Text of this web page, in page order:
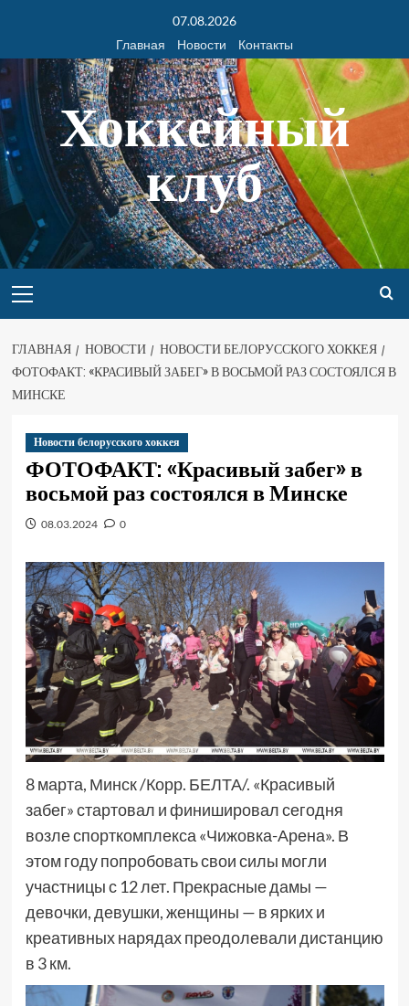
07.08.2026
Главная
Новости Контакты
Хоккейный
клуб
ГЛАВНАЯ НОВОСТИ
НОВОСТИ БЕЛОРУССКОГО ХОККЕЯ
ФОТОФАКТ: «КРАСИВЫЙ ЗАБЕГ» В ВОСЬМОЙ РАЗ СОСТОЯЛСЯ В
МИНСКЕ
Новости белорусского хоккея
ФОТОФАКТ: «Красивый забег» в
восьмой раз состоялся в Минске
08.03.2024 0
8 марта, Минск /Корр. БЕЛТА/. «Красивый
забег» стартовал и финишировал сегодня
возле спорткомплекса «Чижовка-Арена». В
этом году попробовать свои силы могли
участницы с 12 лет. Прекрасные дамы —
девочки, девушки, женщины — в ярких и
креативных нарядах преодолевали дистанцию
в 3 км.